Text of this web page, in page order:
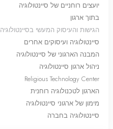
יועצים רוחניים של סיינטולוגיה
בתוך ארגון
הגישות והעיסוק המעשי בסיינטולוגיה
סיינטולוגיה ועיסוקים אחרים
המבנה הארגוני של סיינטולוגיה
ניהול ארגון סיינטולוגיה
Religious Technology Center
הארגון לטכנולוגיה רוחנית
מימון של ארגוני סיינטולוגיה
סיינטולוגיה בחברה